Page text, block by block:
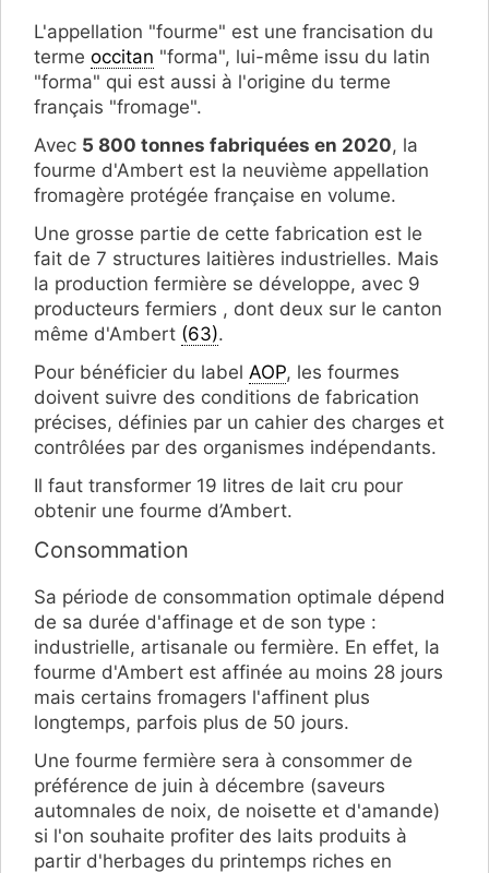
L'appellation "fourme" est une francisation du
terme occitan "forma", lui-même issu du latin
"forma" qui est aussi à l'origine du terme
français "fromage".
Avec 5 800 tonnes fabriquées en 2020, la
fourme d'Ambert est la neuvième appellation
fromagère protégée française en volume.
Une grosse partie de cette fabrication est le
fait de 7 structures laitières industrielles. Mais
la production fermière se développe, avec 9
producteurs fermiers , dont deux sur le canton
même d'Ambert (63).
Pour bénéficier du label AOP, les fourmes
doivent suivre des conditions de fabrication
précises, définies par un cahier des charges et
contrôlées par des organismes indépendants.
Il faut transformer 19 litres de lait cru pour
obtenir une fourme d’Ambert.
Consommation
Sa période de consommation optimale dépend
de sa durée d'affinage et de son type :
industrielle, artisanale ou fermière. En effet, la
fourme d'Ambert est affinée au moins 28 jours
mais certains fromagers l'affinent plus
longtemps, parfois plus de 50 jours.
Une fourme fermière sera à consommer de
préférence de juin à décembre (saveurs
automnales de noix, de noisette et d'amande)
si l'on souhaite profiter des laits produits à
partir d'herbages du printemps riches en